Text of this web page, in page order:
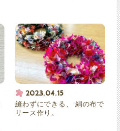
2023.04.15
縫わずにできる、 絹の布で
リース作り。